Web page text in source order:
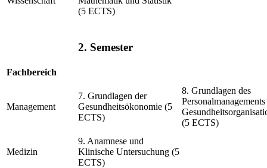
(5 ECTS)
2. Semester
Fachbereich
Management
7. Grundlagen der
Gesundheitsökonomie (5
ECTS)
8. Grundlagen des
(5 ECTS)
Medizin
9. Anamnese und
Klinische Untersuchung (5
ECTS)